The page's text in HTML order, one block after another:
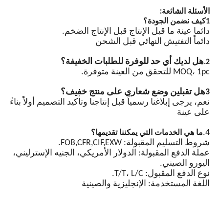
تصميمات توفير الطاقة
مصابيح LED عالية الوضوح،
مصابيح LED ذات رقاقة توفير
الطاقة لديها سطوع عالية
وأكثر كفاءة في استخدام
الطاقة من مصابيح المصابيح
العادية.
مزامنة نظام تحديد المواقع
التحكم التلقائي في المفتاح
الذي يعمل بالضوء ، مجهز
بشريحة متكاملة ودوائر حماية
خلال خطوط إشارة التزامن.
الأسئلة الشائعة:
1كيف نضمن الجودة؟
دائما عينة ما قبل الإنتاج قبل الإنتاج الضخم.
دائماً التفتيش النهائي قبل الشحن
2. هل لديك أي حد للوفرة للطلبات الخفيفة؟
MOQ، 1pc للتحقق من العينة متوفرة.
3هل تقبلين وضع شعاري على منتج خفيف؟
نعم، يرجى إبلاغنا رسمياً قبل إنتاجنا وتأكيد التصميم أولاً بناءً
على عينة
4. ما هي الخدمات التي يمكننا تقديمها؟
شروط التسليم المقبولة: FOB,CFR,CIF,EXW.
عملة الدفع المقبولة: الدولار الأمريكي، الجنيه الإسترليني،
اليورو الصيني.
نوع الدفع المقبول: T/T، L/C.
اللغة المستخدمة: الإنجليزية والصينية